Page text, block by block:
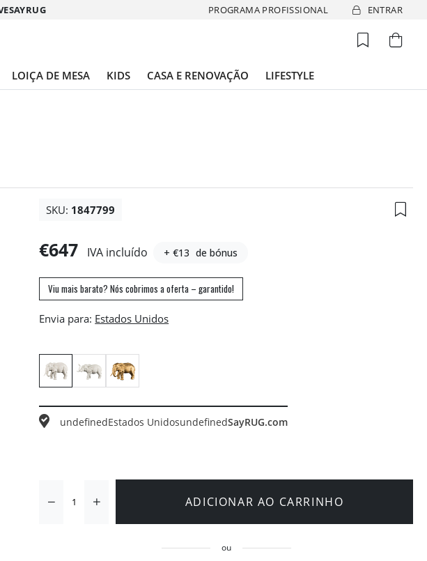
PROGRAMA PROFISSIONAL ENTRAR
LOIÇA DE MESA KIDS CASA E RENOVAÇÃO LIFESTYLE
SKU: 1847799
€647 IVA incluído + €13 de bónus
Viu mais barato? Nós cobrimos a oferta – garantido!
Envia para:
undefinedEstados UnidosundefinedSayRUG.com
ADICIONAR AO CARRINHO
ou